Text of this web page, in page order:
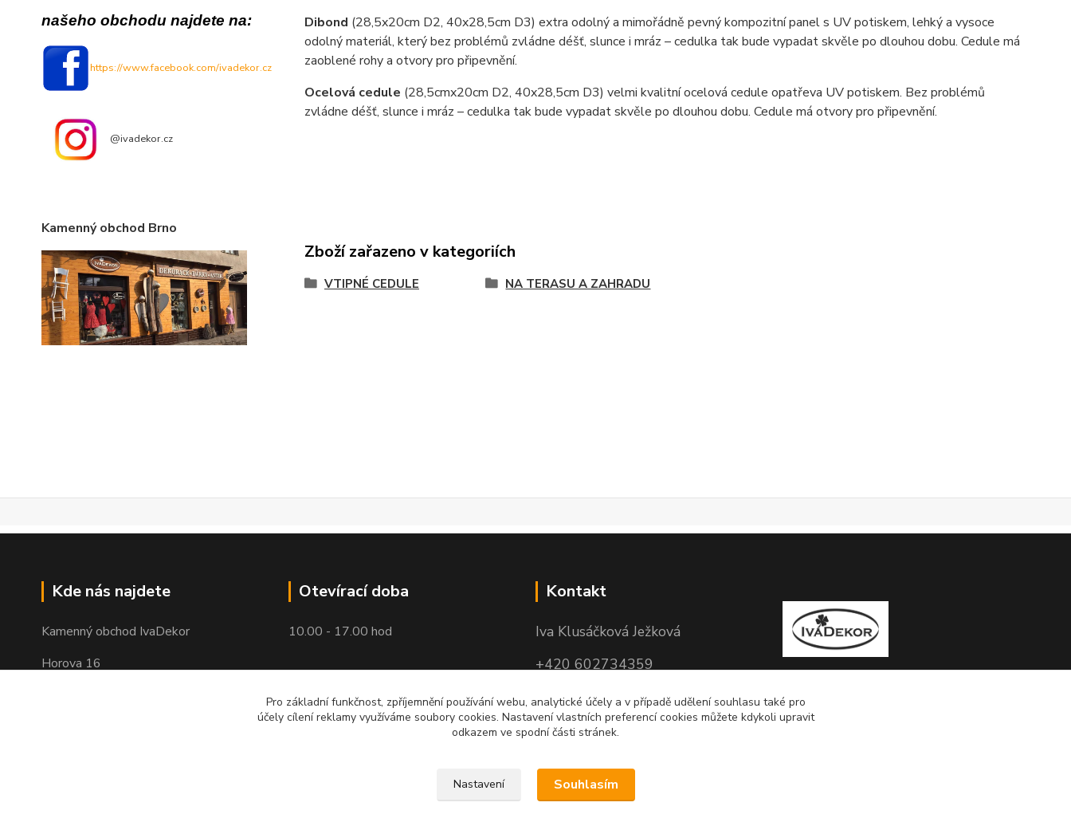
našeho obchodu najdete na:
https://www.facebook.com/ivadekor.cz
@ivadekor.cz
Kamenný obchod Brno
Dibond (28,5x20cm D2, 40x28,5cm D3) extra odolný a mimořádně pevný kompozitní panel s UV potiskem, lehký a vysoce
odolný materiál, který bez problémů zvládne déšť, slunce i mráz – cedulka tak bude vypadat skvěle po dlouhou dobu. Cedule má
zaoblené rohy a otvory pro připevnění.
Ocelová cedule (28,5cmx20cm D2, 40x28,5cm D3) velmi kvalitní ocelová cedule opatřeva UV potiskem. Bez problémů
zvládne déšť, slunce i mráz – cedulka tak bude vypadat skvěle po dlouhou dobu. Cedule má otvory pro připevnění.
Zboží zařazeno v kategoriích
VTIPNÉ CEDULE NA TERASU A ZAHRADU
Kde nás najdete
Kamenný obchod IvaDekor
Horova 16
Otevírací doba
10.00 - 17.00 hod
Kontakt
Iva Klusáčková Ježková
+420 602734359
(po-pá 10.00-17.00hod)
iva@ivadekor.cz
Pro základní funkčnost, zpříjemnění používání webu, analytické účely a v případě udělení souhlasu také pro
účely cílení reklamy využíváme soubory cookies. Nastavení vlastních preferencí cookies můžete kdykoli upravit
odkazem ve spodní části stránek.
Nastavení Souhlasím